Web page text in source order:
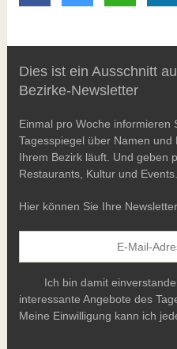
Dies ist ein Ausschnitt
Bezirke-Newsletter
Einmal pro Woche informieren
Tagesspiegel über Namen
Ihrem Bezirk läuft. Und geben
Restaurants, Kultur und Events.
Hier können Sie Ihre
Ich bin damit
interessante Angebote des
Meine Einwilligung kann ich